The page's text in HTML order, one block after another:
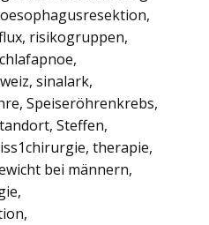
oesophagusresektion,
, risikogruppen,
,
, sinalark,
, Speiseröhrenkrebs,
, Steffen,
, therapie,
bei männern,
,
,